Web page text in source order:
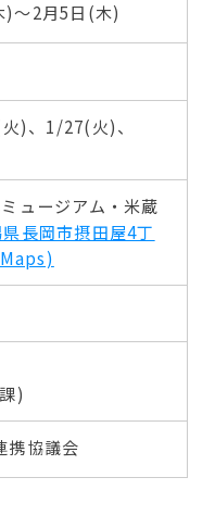
)〜2月5日(木)
)、1/27(火)、
ュージアム・米蔵
長岡市摂田屋4丁
)
携協議会